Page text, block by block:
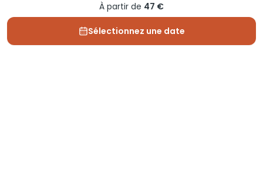
À partir de 47 €
Sélectionnez une date